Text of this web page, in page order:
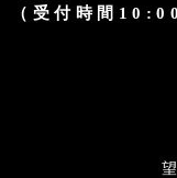
（受付時間